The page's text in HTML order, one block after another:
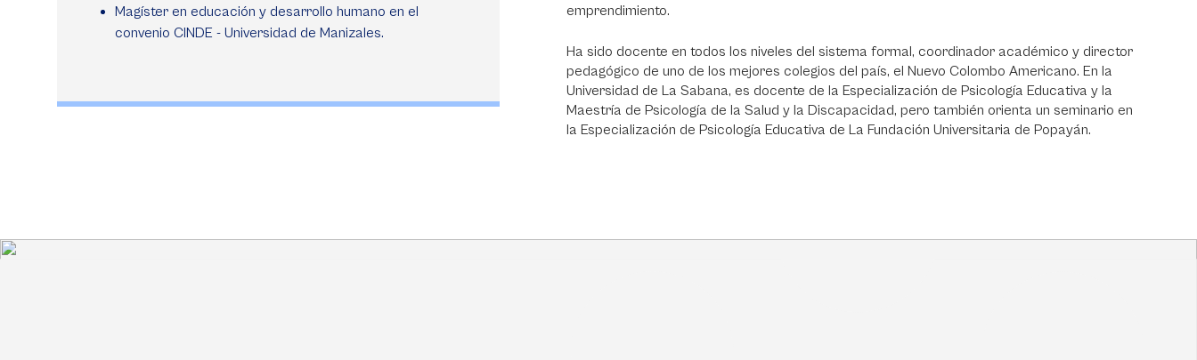
Magíster en educación y desarrollo humano en el
convenio CINDE - Universidad de Manizales.
emprendimiento.
Ha sido docente en todos los niveles del sistema formal, coordinador académico y director
pedagógico de uno de los mejores colegios del país, el Nuevo Colombo Americano. En la
Universidad de La Sabana, es docente de la Especialización de Psicología Educativa y la
Maestría de Psicología de la Salud y la Discapacidad, pero también orienta un seminario en
la Especialización de Psicología Educativa de La Fundación Universitaria de Popayán.